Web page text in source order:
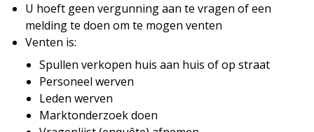
U hoeft geen vergunning aan te vragen of een
melding te doen om te mogen venten
Venten is:
Spullen verkopen huis aan huis of op straat
Personeel werven
Leden werven
Marktonderzoek doen